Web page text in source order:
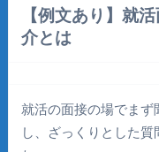
【例文あり】就
介とは
就活の面接の場でま
し、ざっくりとした